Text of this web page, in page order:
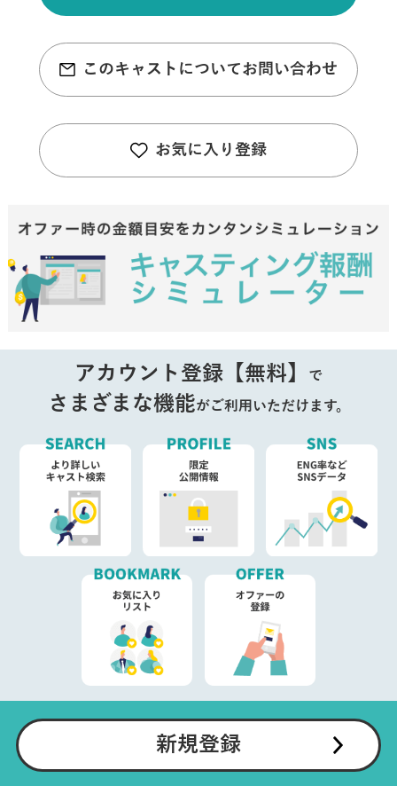
このキャストについてお問い合わせ
お気に入り登録
アカウント登録【無料】 で
さまざまな機能がご利用いただけます。
新規登録